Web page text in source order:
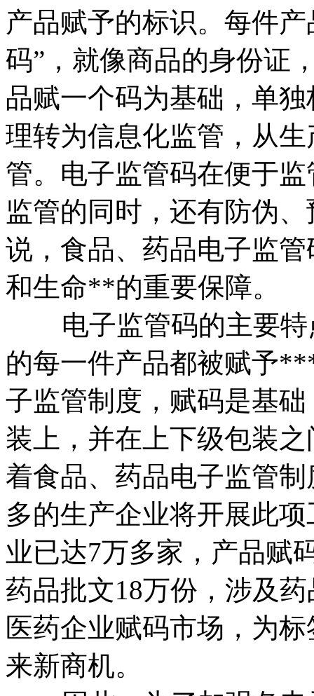
产品赋予的标识。每件
码”，就像商品的身份证
品赋一个码为基础，单
理转为信息化监管，从
管。电子监管码在便于
监管的同时，还有防伪
说，食品、药品电子监
和生命**的重要保障。
电子监管码的主要特
的每一件产品都被赋予
子监管制度，赋码是基
装上，并在上下级包装
着食品、药品电子监管
多的生产企业将开展此
业已达7万多家，产品赋
药品批文18万份，涉及
医药企业赋码市场，为
来新商机。